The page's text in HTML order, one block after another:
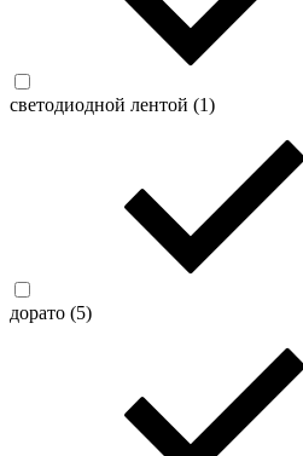
светодиодной лентой (1)
дорато (5)